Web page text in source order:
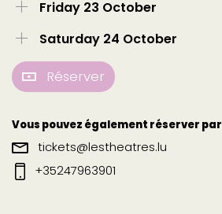
Friday 23 October
Saturday 24 October
Réserver
Vous pouvez également réserver par
tickets@lestheatres.lu
+35247963901